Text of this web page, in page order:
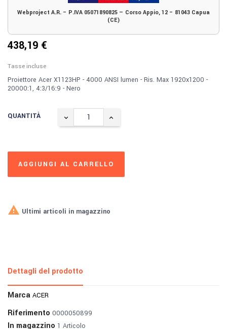
Webproject A.R. – P.IVA 05071890825 — Corso Appio, 12 – 81043 Capua
(CE)
438,19 €
Tasse incluse
Proiettore Acer X1123HP - 4000 ANSI lumen - Ris. Max 1920x1200 -
20000:1, 4:3/16:9 - Nero
QUANTITÀ
AGGIUNGI AL CARRELLO
 Ultimi articoli in magazzino
Dettagli del prodotto
Marca ACER
Riferimento 0000050899
In magazzino 1 Articolo